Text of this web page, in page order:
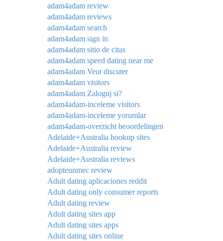
adam4adam review
adam4adam reviews
adam4adam search
adam4adam sign in
adam4adam sitio de citas
adam4adam speed dating near me
adam4adam Veut discuter
adam4adam visitors
adam4adam Zaloguj si?
adam4adam-inceleme visitors
adam4adam-inceleme yorumlar
adam4adam-overzicht beoordelingen
Adelaide+Australia hookup sites
Adelaide+Australia review
Adelaide+Australia reviews
adopteunmec review
Adult dating aplicaciones reddit
Adult dating only consumer reports
Adult dating review
Adult dating sites app
Adult dating sites apps
Adult dating sites online